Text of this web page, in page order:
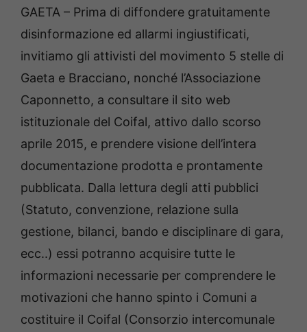
GAETA – Prima di diffondere gratuitamente
disinformazione ed allarmi ingiustificati,
invitiamo gli attivisti del movimento 5 stelle di
Gaeta e Bracciano, nonché l’Associazione
Caponnetto, a consultare il sito web
istituzionale del Coifal, attivo dallo scorso
aprile 2015, e prendere visione dell’intera
documentazione prodotta e prontamente
pubblicata. Dalla lettura degli atti pubblici
(Statuto, convenzione, relazione sulla
gestione, bilanci, bando e disciplinare di gara,
ecc..) essi potranno acquisire tutte le
informazioni necessarie per comprendere le
motivazioni che hanno spinto i Comuni a
costituire il Coifal (Consorzio intercomunale